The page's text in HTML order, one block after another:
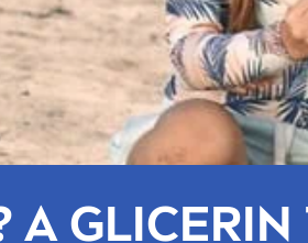
A